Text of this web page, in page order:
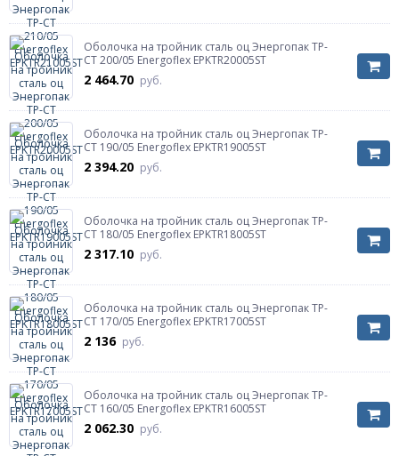
Оболочка на тройник сталь оц Энергопак ТР-
СТ 200/05 Energoflex EPKTR20005ST
2 464.70 руб.
Оболочка на тройник сталь оц Энергопак ТР-
СТ 190/05 Energoflex EPKTR19005ST
2 394.20 руб.
Оболочка на тройник сталь оц Энергопак ТР-
СТ 180/05 Energoflex EPKTR18005ST
2 317.10 руб.
Оболочка на тройник сталь оц Энергопак ТР-
СТ 170/05 Energoflex EPKTR17005ST
2 136 руб.
Оболочка на тройник сталь оц Энергопак ТР-
СТ 160/05 Energoflex EPKTR16005ST
2 062.30 руб.